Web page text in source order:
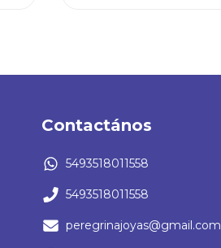
Contactános
5493518011558
5493518011558
peregrinajoyas@gmail.com